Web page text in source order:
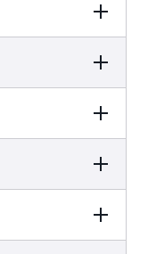
EBS เท่านั้น
พื้นที่เก็บข้อมูลขอ
EBS เท่านั้น
พื้นที่เก็บข้อมูลขอ
EBS เท่านั้น
พื้นที่เก็บข้อมูลขอ
EBS เท่านั้น
พื้นที่เก็บข้อมูลขอ
EBS เท่านั้น
พื้นที่เก็บข้อมูลขอ